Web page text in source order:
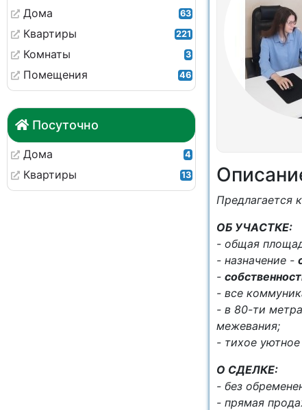
Дома 63
Квартиры 221
Комнаты 3
Помещения 46
Посуточно
Дома 4
Квартиры 13
Пpедлaгaетcя
OБ УЧAСТКЕ:
- общая
- нaзначeниe -
-
- все
- в 80-ти
межевания;
- тихое
О СДЕЛКЕ:
- без
- прямая